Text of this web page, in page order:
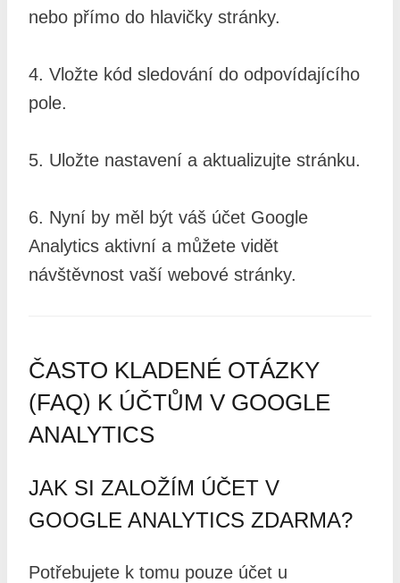
nebo přímo do hlavičky stránky.
4. Vložte kód sledování do odpovídajícího
pole.
5. Uložte nastavení a aktualizujte stránku.
6. Nyní by měl být váš účet Google
Analytics aktivní a můžete vidět
návštěvnost vaší webové stránky.
ČASTO KLADENÉ OTÁZKY
(FAQ) K ÚČTŮM V GOOGLE
ANALYTICS
JAK SI ZALOŽÍM ÚČET V
GOOGLE ANALYTICS ZDARMA?
Potřebujete k tomu pouze účet u